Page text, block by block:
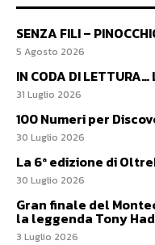
SENZA FILI –
5 Agosto 2026
IN CODA DI
31 Luglio 2026
100 Numeri per
30 Luglio 2026
La 6ª edizione di
30 Luglio 2026
Gran finale del
la leggenda Tony
3 Luglio 2026